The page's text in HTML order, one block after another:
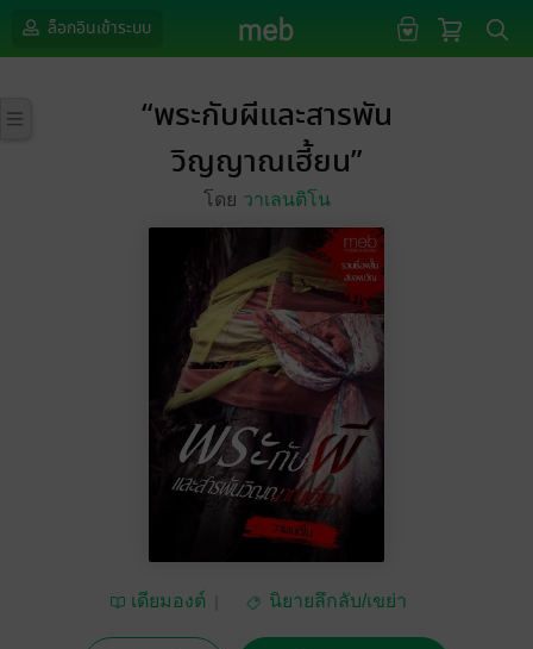
ล็อกอินเข้าระบบ
“พระกับผีและสารพัน
วิญญาณเฮี้ยน”
โดย วาเลนติโน
เดียมองต์
นิยายลึกลับ/เขย่า